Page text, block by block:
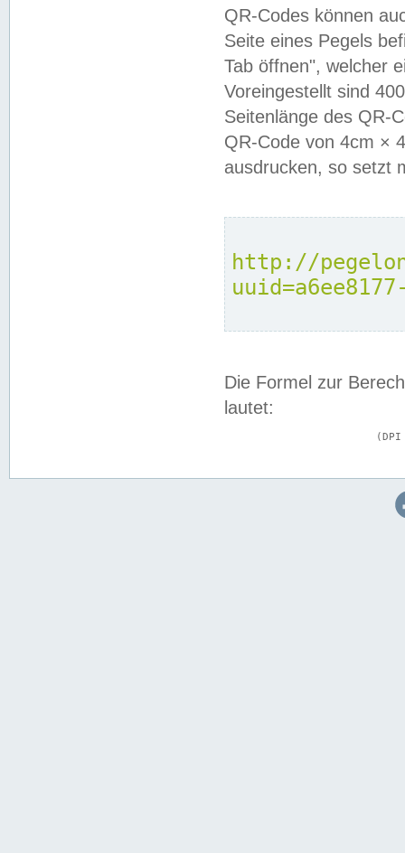
QR-Codes können
Seite eines Pegels
Tab öffnen", welcher
Voreingestellt sind
Seitenlänge des QR-
QR-Code von 4cm ×
ausdrucken, so setzt
http://
Die Formel zur
lautet: